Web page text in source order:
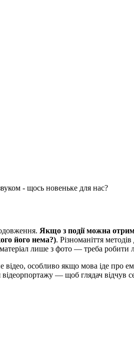
- щось новеньке для нас?
Якщо з події можна
його нема?). Різноманіття
лише з фото ― треба робити
особливо якщо мова іде про
― щоб глядач відчув